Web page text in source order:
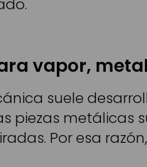
vapor,
suele
piezas metálicas
Por esa